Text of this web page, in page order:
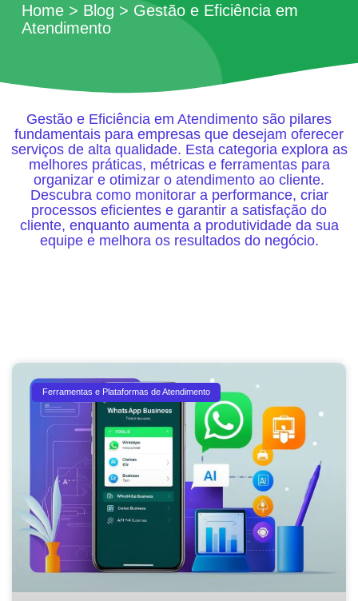
Home > Blog > Gestão e Eficiência em
Atendimento
Gestão e Eficiência em Atendimento são pilares
fundamentais para empresas que desejam oferecer
serviços de alta qualidade. Esta categoria explora as
melhores práticas, métricas e ferramentas para
organizar e otimizar o atendimento ao cliente.
Descubra como monitorar a performance, criar
processos eficientes e garantir a satisfação do
cliente, enquanto aumenta a produtividade da sua
equipe e melhora os resultados do negócio.
Ferramentas e Plataformas de Atendimento